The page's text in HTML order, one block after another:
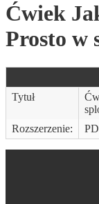
Ćwiek
Prosto w
Tytuł
Rozszerzenie: